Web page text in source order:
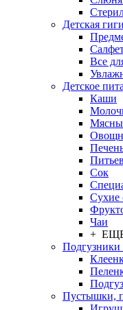
Детская
Все
Детское
Каши
Сок
Сухие
Чаи
+
Подгузники
Пустышки,